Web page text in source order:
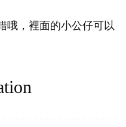
哦，裡面的小公仔可以